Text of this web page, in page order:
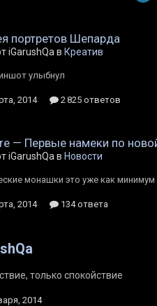
портретов Шепарда
iGarushQa в Креатив
улыбнул
2014 2 825 ответов
— Первые намеки по
iGarushQa в Новости
монашки это уже как
2014 134 ответа
только спокойствие
2014